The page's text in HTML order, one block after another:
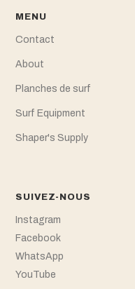
MENU
Contact
About
Planches de surf
Surf Equipment
Shaper's Supply
SUIVEZ-NOUS
Instagram
Facebook
WhatsApp
YouTube